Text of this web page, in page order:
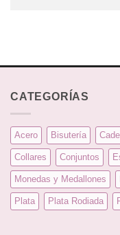
CATEGORÍAS
Acero Bisutería
Collares Conjuntos
Monedas y Medallones
Plata Plata Rodiada